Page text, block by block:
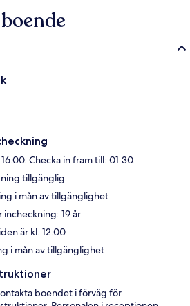
Checka in fram till: 01.30.
tillgänglig
i mån av tillgänglighet
incheckning: 19 år
är kl. 12.00
i mån av tillgänglighet
boendet i förväg för